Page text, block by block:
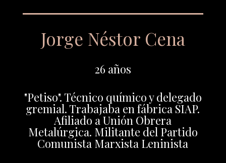
Jorge Néstor Cena
26 años
"Petiso". Técnico químico y delegado
gremial. Trabajaba en fábrica SIAP.
Afiliado a Unión Obrera
Metalúrgica. Militante del Partido
Comunista Marxista Leninista